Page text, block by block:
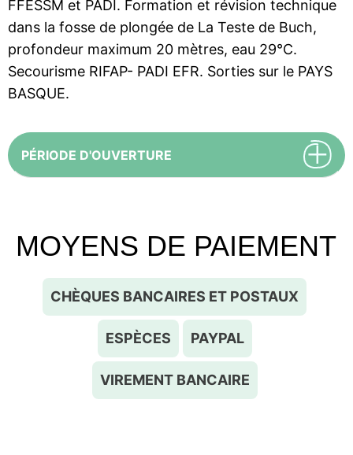
FFESSM et PADI. Formation et révision technique
dans la fosse de plongée de La Teste de Buch,
profondeur maximum 20 mètres, eau 29°C.
Secourisme RIFAP- PADI EFR. Sorties sur le PAYS
BASQUE.
PÉRIODE D'OUVERTURE
MOYENS DE PAIEMENT
CHÈQUES BANCAIRES ET POSTAUX
ESPÈCES PAYPAL
VIREMENT BANCAIRE